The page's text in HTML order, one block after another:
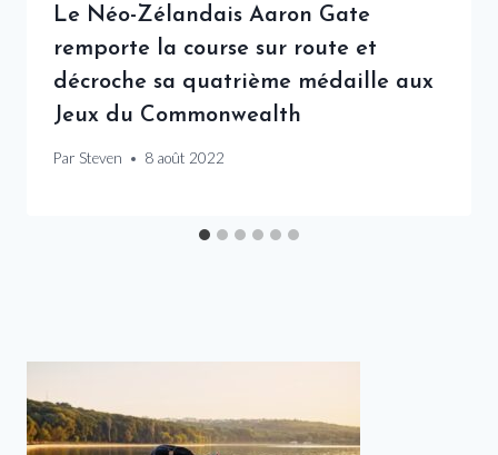
Le Néo-Zélandais Aaron Gate
remporte la course sur route et
décroche sa quatrième médaille aux
Jeux du Commonwealth
Par Steven 8 août 2022